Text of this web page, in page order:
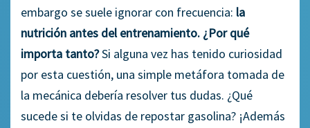
embargo se suele ignorar con frecuencia: la
nutrición antes del entrenamiento. ¿Por qué
importa tanto?Si alguna vez has tenido curiosidad
por esta cuestión, una simple metáfora tomada de
la mecánica debería resolver tus dudas. ¿Qué
sucede si te olvidas de repostar gasolina? ¡Además